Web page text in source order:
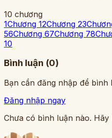
10 chương
1Chương 12Chương 23
56Chương 67Chương 78
10
Bình luận (0)
Bạn cần đăng nhập để bình
Đăng nhập ngay
Chưa có bình luận nào. Hãy